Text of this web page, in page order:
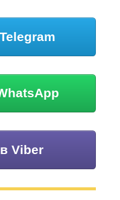
Viber